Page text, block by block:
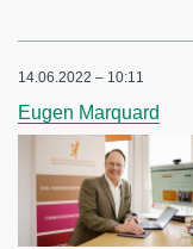
14.06.2022 – 10:11
Eugen Marquard